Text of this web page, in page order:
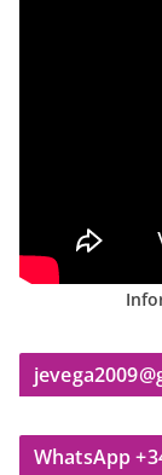
WhatsApp